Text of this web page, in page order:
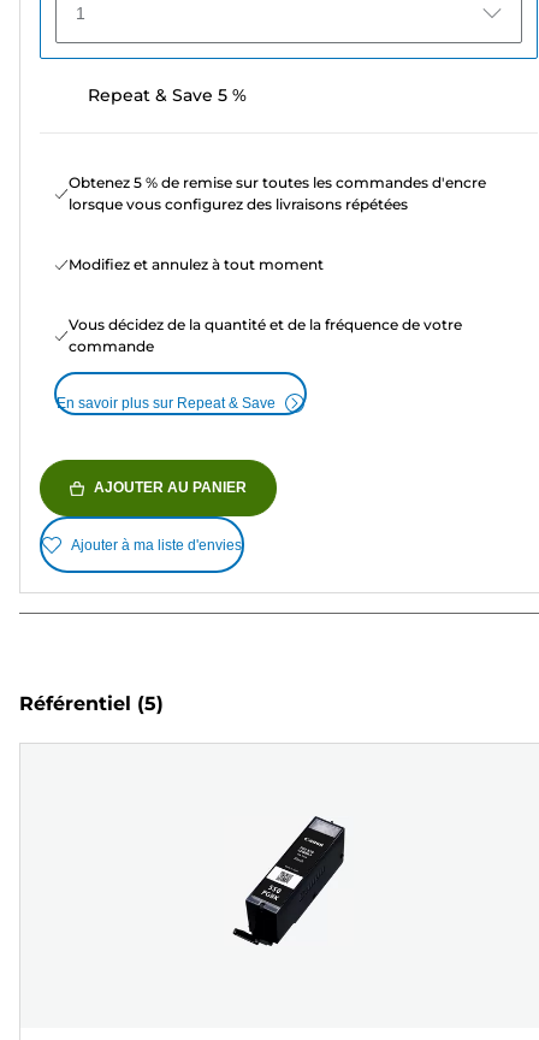
1
Repeat & Save 5 %
Obtenez 5 % de remise sur toutes les commandes d'encre
lorsque vous configurez des livraisons répétées
Modifiez et annulez à tout moment
Vous décidez de la quantité et de la fréquence de votre
commande
En savoir plus sur Repeat & Save
AJOUTER AU PANIER
Ajouter à ma liste d'envies
Référentiel (5)